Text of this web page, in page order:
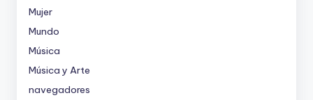
Mujer
Mundo
Música
Música y Arte
navegadores